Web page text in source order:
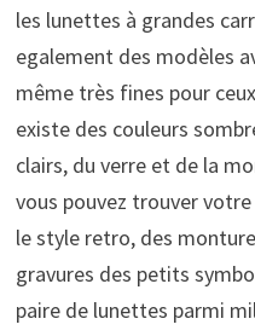
les lunettes à grandes
egalement des modèles
même très fines pour
existe des couleurs
clairs, du verre et de la
vous pouvez trouver
le style retro, des
gravures des petits
paire de lunettes parmi